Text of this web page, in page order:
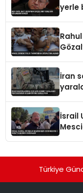
yerle
İran
İsrail
Türkiye